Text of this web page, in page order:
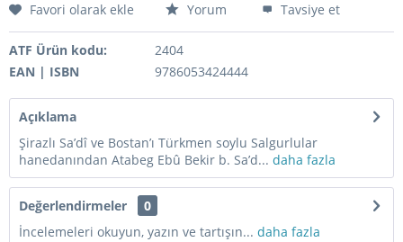
Favori olarak ekle Yorum Tavsiye et
ATF Ürün kodu:
2404
EAN | ISBN
9786053424444
Açıklama
Şirazlı Sa’dî ve Bostan’ı Türkmen soylu Salgurlular
hanedanından Atabeg Ebû Bekir b. Sa’d... daha fazla
Değerlendirmeler
0
İncelemeleri okuyun, yazın ve tartışın... daha fazla